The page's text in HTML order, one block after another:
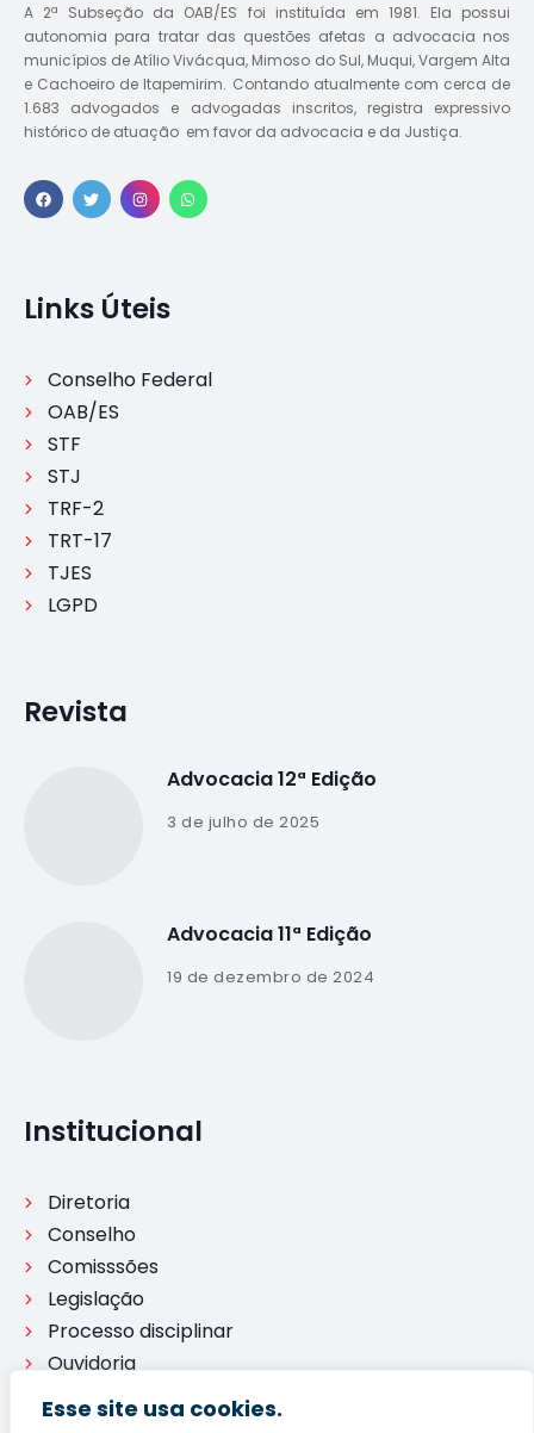
Esse site usa cookies.
A 2ª Subseção da OAB/ES foi instituída em 1981. Ela possui
autonomia para tratar das questões afetas a advocacia nos
municípios de Atílio Vivácqua, Mimoso do Sul, Muqui, Vargem Alta
e Cachoeiro de Itapemirim. Contando atualmente com cerca de
1.683 advogados e advogadas inscritos, registra expressivo
histórico de atuação em favor da advocacia e da Justiça.
Links Úteis
Conselho Federal
OAB/ES
STF
STJ
TRF-2
TRT-17
TJES
LGPD
Revista
Advocacia 12ª Edição
3 de julho de 2025
Advocacia 11ª Edição
19 de dezembro de 2024
Institucional
Diretoria
Conselho
Comisssões
Legislação
Processo disciplinar
Ouvidoria